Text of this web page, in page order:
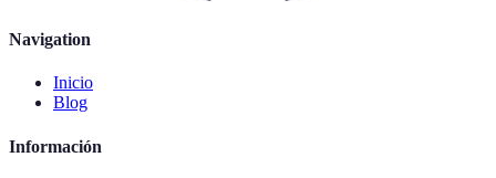
Navigation
Inicio
Blog
Información